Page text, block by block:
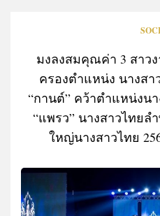
มงลงสมคุณค่า 3 สาว
ครองตำแหน่ง นางส
“กานต์” คว้าตำแหน่งน
“แพรว” นางสาวไทยล
ใหญ่นางสาวไทย